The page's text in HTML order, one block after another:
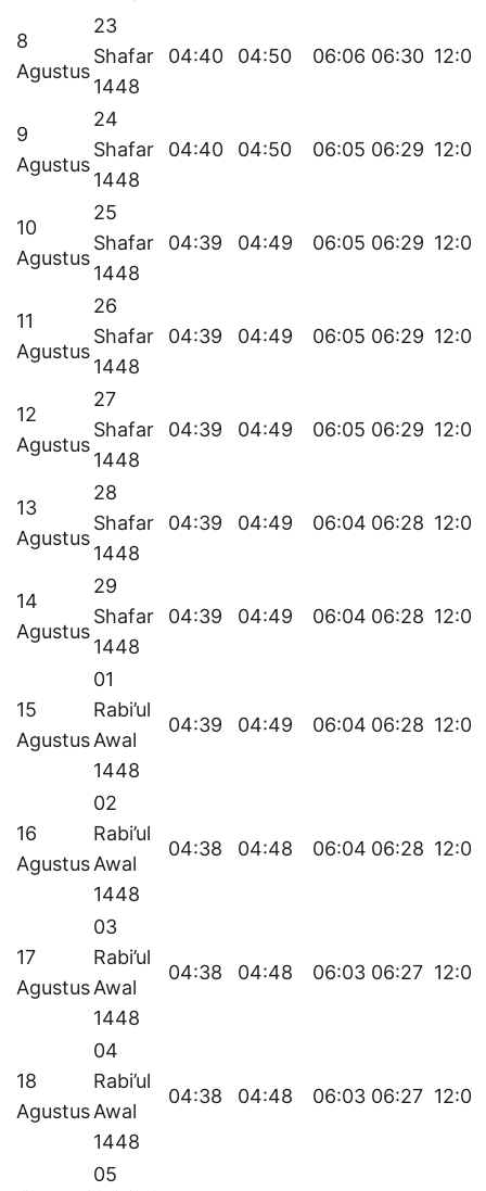
8
Agustus
23
Shafar
1448
04:40 04:50 06:06 06:30 12:07
9
Agustus
24
Shafar
1448
04:40 04:50 06:05 06:29 12:07
10
Agustus
25
Shafar
1448
04:39 04:49 06:05 06:29 12:07
11
Agustus
26
Shafar
1448
04:39 04:49 06:05 06:29 12:06
12
Agustus
27
Shafar
1448
04:39 04:49 06:05 06:29 12:06
13
Agustus
28
Shafar
1448
04:39 04:49 06:04 06:28 12:06
14
Agustus
29
Shafar
1448
04:39 04:49 06:04 06:28 12:06
15
Agustus
01
Rabi’ul
Awal
1448
04:39 04:49 06:04 06:28 12:06
16
Agustus
02
Rabi’ul
Awal
1448
04:38 04:48 06:04 06:28 12:06
17
Agustus
03
Rabi’ul
Awal
1448
04:38 04:48 06:03 06:27 12:05
18
Agustus
04
Rabi’ul
Awal
1448
04:38 04:48 06:03 06:27 12:05
05